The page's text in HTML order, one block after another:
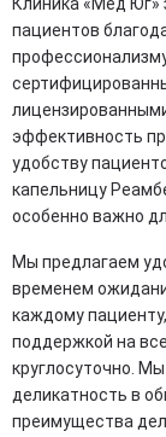
пациентов
эффективность
удобству
капельницу
особенно важно
Мы предлагаем
временем
каждому
поддержкой на
круглосуточно.
деликатность в
преимущества